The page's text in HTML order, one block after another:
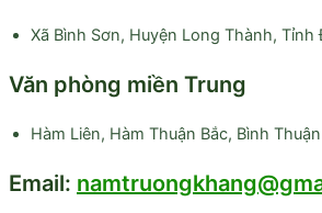
Xã Bình Sơn, Huyện Long Thành, Tỉnh
Văn phòng miền Trung
Hàm Liên, Hàm Thuận Bắc, Bình Thuận
Email: